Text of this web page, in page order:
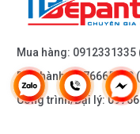
trí hợp lý kết hợp
trong thời gian dài.
Mua hàng: 0912331335
Bảo hành:0976665669
Công trình/Đại lý: